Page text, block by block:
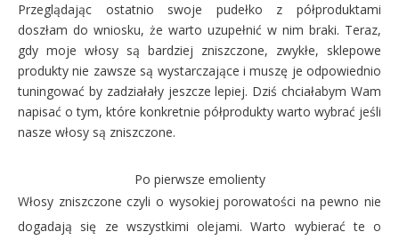
Przeglądając ostatnio swoje pudełko z półproduktami
doszłam do wniosku, że warto uzupełnić w nim braki. Teraz,
gdy moje włosy są bardziej zniszczone, zwykłe, sklepowe
produkty nie zawsze są wystarczające i muszę je odpowiednio
tuningować by zadziałały jeszcze lepiej. Dziś chciałabym Wam
napisać o tym, które konkretnie półprodukty warto wybrać jeśli
nasze włosy są zniszczone.
Po pierwsze emolienty
Włosy zniszczone czyli o wysokiej porowatości na pewno nie
dogadają się ze wszystkimi olejami. Warto wybierać te o